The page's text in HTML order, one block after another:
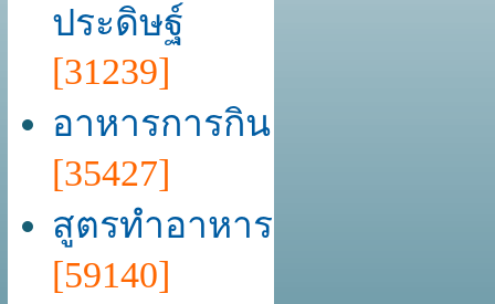
ประดิษฐ์
[31239]
อาหารการกิน
[35427]
สูตรทำอาหาร
[59140]